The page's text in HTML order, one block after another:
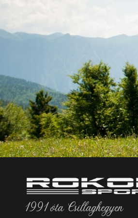
1991 óta Csillaghegyen